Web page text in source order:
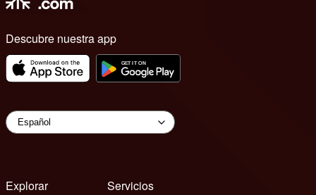
Descubre nuestra app
Explorar
Servicios